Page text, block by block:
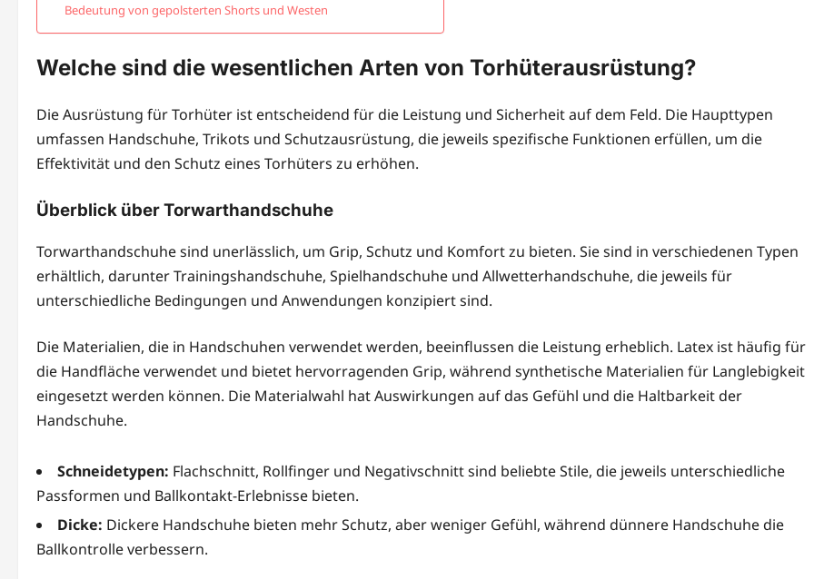
Bedeutung von gepolsterten Shorts und Westen
Welche sind die wesentlichen Arten von Torhüterausrüstung?
Die Ausrüstung für Torhüter ist entscheidend für die Leistung und Sicherheit auf dem Feld. Die Haupttypen
umfassen Handschuhe, Trikots und Schutzausrüstung, die jeweils spezifische Funktionen erfüllen, um die
Effektivität und den Schutz eines Torhüters zu erhöhen.
Überblick über Torwarthandschuhe
Torwarthandschuhe sind unerlässlich, um Grip, Schutz und Komfort zu bieten. Sie sind in verschiedenen Typen
erhältlich, darunter Trainingshandschuhe, Spielhandschuhe und Allwetterhandschuhe, die jeweils für
unterschiedliche Bedingungen und Anwendungen konzipiert sind.
Die Materialien, die in Handschuhen verwendet werden, beeinflussen die Leistung erheblich. Latex ist häufig für
die Handfläche verwendet und bietet hervorragenden Grip, während synthetische Materialien für Langlebigkeit
eingesetzt werden können. Die Materialwahl hat Auswirkungen auf das Gefühl und die Haltbarkeit der
Handschuhe.
Schneidetypen: Flachschnitt, Rollfinger und Negativschnitt sind beliebte Stile, die jeweils unterschiedliche
Passformen und Ballkontakt-Erlebnisse bieten.
Dicke: Dickere Handschuhe bieten mehr Schutz, aber weniger Gefühl, während dünnere Handschuhe die
Ballkontrolle verbessern.